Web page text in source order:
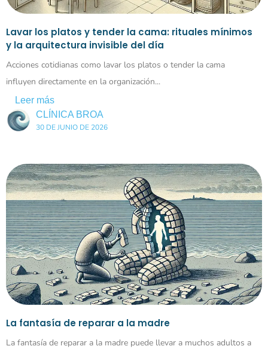
Lavar los platos y tender la cama: rituales mínimos
y la arquitectura invisible del día
Acciones cotidianas como lavar los platos o tender la cama
influyen directamente en la organización...
Leer más
CLÍNICA BROA
30 DE JUNIO DE 2026
La fantasía de reparar a la madre
La fantasía de reparar a la madre puede llevar a muchos adultos a